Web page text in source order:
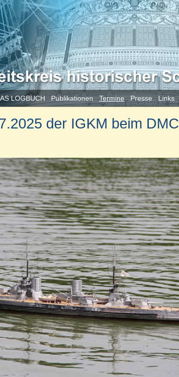
LOGBUCH Publikationen Termine Presse Links
der IGKM beim DMC